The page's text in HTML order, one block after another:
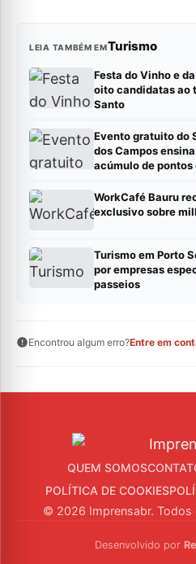
LEIA TAMBÉM EMTurismo
Festa do Vinho e
oito candidatas ao
Santo
Evento gratuito do
dos Campos
acúmulo de pontos
WorkCafé Bauru
exclusivo sobre
Turismo em Porto
por empresas
passeios
Encontrou algum erro?Entre em
QUEM SOMOS
POLÍTICA DE COOKIES
© 2026 Imprensabr. Todos
Desenvolvido por